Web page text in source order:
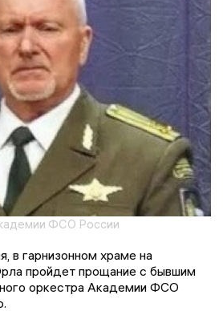
ФСО России
в гарнизонном храме на
пройдет прощание с бывшим
оркестра Академии ФСО